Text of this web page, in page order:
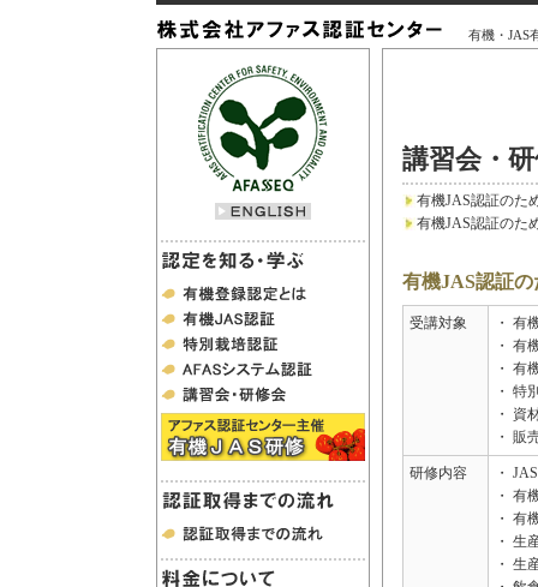
有機・JAS有
講習会・
有機JAS認証のた
有機JAS認証のた
有機JAS認証
受講対象
・ 有
・ 有
・ 有
・ 特
・ 資
・ 販
研修内容
・
・ 有
・ 有
・ 生
・ 生